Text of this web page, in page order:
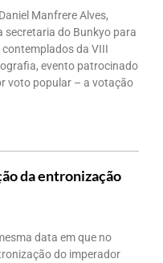
Manfrere Alves,
secretaria do Bunkyo para
da VIII
evento patrocinado
voto popular – a votação
da entronização
data em que no
do imperador